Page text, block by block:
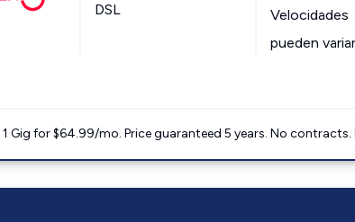
DSL
Velocidades
pueden variar
1 Gig for $64.99/mo. Price guaranteed 5 years. No